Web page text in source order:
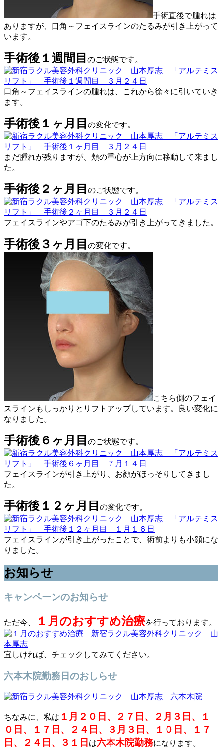
手術直後で腫れは
ありますが、口角～フェイスラインのたるみが引き上がって
います。
手術後１週間目 のご状態です。
口角～フェイスラインの腫れは、これから徐々に引いていき
ます。
手術後１ヶ月目 の変化です。
まだ腫れが残りますが、頬の重心が上方向に移動して来まし
た。
手術後２ヶ月目 のご状態です。
フェイスラインやアゴ下のたるみが引き上がってきました。
手術後３ヶ月目 の変化です。
こちら側のフェイ
スラインもしっかりとリフトアップしています。良い変化に
なりました。
手術後６ヶ月目 のご状態です。
フェイスラインが引き上がり、お顔がほっそりしてきまし
た。
手術後１２ヶ月目 の変化です。
フェイスラインが引き上がったことで、術前よりも小顔にな
りました。
お知らせ
キャンペーンのお知らせ
ただ今、 １月のおすすめ治療を行っております。
宜しければ、チェックしてみてください。
六本木院勤務日のおしらせ
ちなみに、私は １月２０日、２７日、２月３日、１
０日、１７日、２４日、３月３日、１０日、１７
日、２４日、３１日 は六本木院勤務になります。